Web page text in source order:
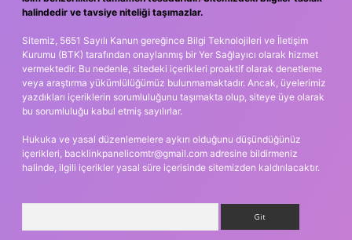
halindedir ve tavsiye niteliği taşımazlar.
Sitemiz, 5651 Sayılı Kanun gereğince Bilgi Teknolojileri ve İletişim
Kurumu (BTK) tarafından onaylanmış bir Yer Sağlayıcı olarak hizmet
vermektedir. Bu nedenle, sitedeki içerikleri proaktif olarak denetleme
veya araştırma yükümlülüğümüz bulunmamaktadır. Ancak, üyelerimiz
yazdıkları içeriklerin sorumluluğunu taşımakta olup, siteye üye olarak
bu sorumluluğu kabul etmiş sayılırlar.
Hukuka ve yasal düzenlemelere aykırı olduğunu düşündüğünüz
içerikleri, backlinkpanelicomtr@gmail.com adresine bildirmeniz
halinde, ilgili içerikler yasal süre içerisinde sitemizden kaldırılacaktır.